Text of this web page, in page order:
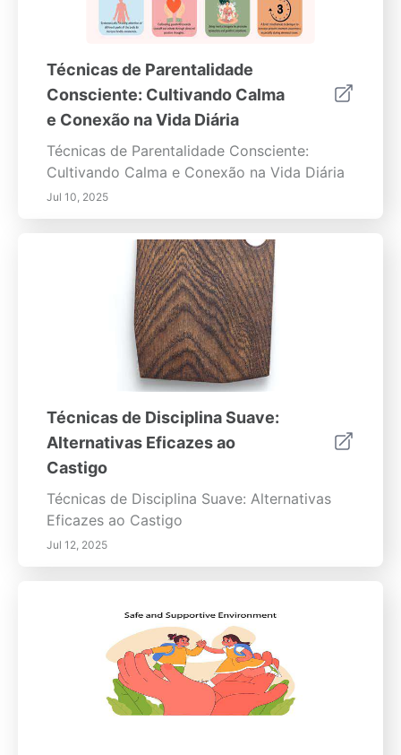
Técnicas de Parentalidade
Consciente: Cultivando Calma
e Conexão na Vida Diária
Técnicas de Parentalidade Consciente:
Cultivando Calma e Conexão na Vida Diária
Jul 10, 2025
Técnicas de Disciplina Suave:
Alternativas Eficazes ao
Castigo
Técnicas de Disciplina Suave: Alternativas
Eficazes ao Castigo
Jul 12, 2025